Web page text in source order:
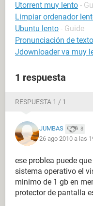
Utorrent muy lento -
Limpiar ordenador
Ubuntu lento - Guide
Pronunciación de
Jdownloader va muy
1 respuesta
RESPUESTA 1 / 1
JUMBAS 8
26 ago 2010 a las
ese problea puede
sistema operativo el
minimo de 1 gb en
protector de pantalla